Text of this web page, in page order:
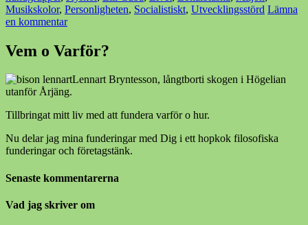
Musikskolor, Personligheten, Socialistiskt, Utvecklingsstörd Lämna
en kommentar
Vem o Varför?
Lennart Bryntesson, långtborti skogen i Högelian
utanför Årjäng.
Tillbringat mitt liv med att fundera varför o hur.
Nu delar jag mina funderingar med Dig i ett hopkok filosofiska
funderingar och företagstänk.
Senaste kommentarerna
Vad jag skriver om